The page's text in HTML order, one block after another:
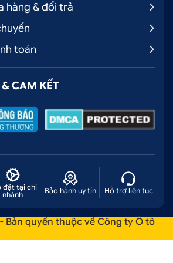
hàng & đổi trả
toán
CAM KẾT
đặt tại chi
nhánh
Bảo hành uy tín Hỗ trợ liên tục
Bản quyền thuộc về Công ty Ô tô